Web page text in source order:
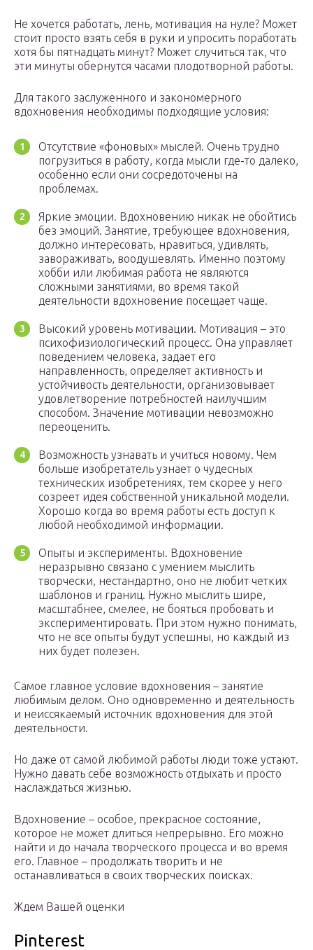
Не хочется работать, лень, мотивация на нуле? Может
стоит просто взять себя в руки и упросить поработать
хотя бы пятнадцать минут? Может случиться так, что
эти минуты обернутся часами плодотворной работы.
Для такого заслуженного и закономерного
вдохновения необходимы подходящие условия:
Отсутствие «фоновых» мыслей. Очень трудно
погрузиться в работу, когда мысли где-то далеко,
особенно если они сосредоточены на
проблемах.
Яркие эмоции. Вдохновению никак не обойтись
без эмоций. Занятие, требующее вдохновения,
должно интересовать, нравиться, удивлять,
завораживать, воодушевлять. Именно поэтому
хобби или любимая работа не являются
сложными занятиями, во время такой
деятельности вдохновение посещает чаще.
Высокий уровень мотивации. Мотивация – это
психофизиологический процесс. Она управляет
поведением человека, задает его
направленность, определяет активность и
устойчивость деятельности, организовывает
удовлетворение потребностей наилучшим
способом. Значение мотивации невозможно
переоценить.
Возможность узнавать и учиться новому. Чем
больше изобретатель узнает о чудесных
технических изобретениях, тем скорее у него
созреет идея собственной уникальной модели.
Хорошо когда во время работы есть доступ к
любой необходимой информации.
Опыты и эксперименты. Вдохновение
неразрывно связано с умением мыслить
творчески, нестандартно, оно не любит четких
шаблонов и границ. Нужно мыслить шире,
масштабнее, смелее, не бояться пробовать и
экспериментировать. При этом нужно понимать,
что не все опыты будут успешны, но каждый из
них будет полезен.
Самое главное условие вдохновения – занятие
любимым делом. Оно одновременно и деятельность
и неиссякаемый источник вдохновения для этой
деятельности.
Но даже от самой любимой работы люди тоже устают.
Нужно давать себе возможность отдыхать и просто
наслаждаться жизнью.
Вдохновение – особое, прекрасное состояние,
которое не может длиться непрерывно. Его можно
найти и до начала творческого процесса и во время
его. Главное – продолжать творить и не
останавливаться в своих творческих поисках.
Ждем Вашей оценки
Pinterest